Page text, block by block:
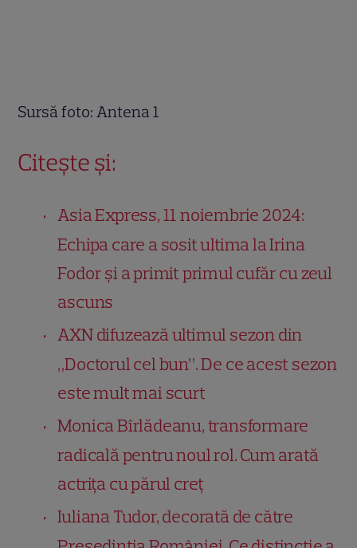
Sursă foto: Antena 1
Citește și:
Asia Express, 11 noiembrie 2024:
Echipa care a sosit ultima la Irina
Fodor și a primit primul cufăr cu zeul
ascuns
AXN difuzează ultimul sezon din
„Doctorul cel bun”. De ce acest sezon
este mult mai scurt
Monica Bîrlădeanu, transformare
radicală pentru noul rol. Cum arată
actrița cu părul creț
Iuliana Tudor, decorată de către